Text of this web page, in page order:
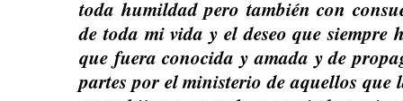
toda humildad pero también con
de toda mi vida y el deseo que siempre
que fuera conocida y amada y de
partes por el ministerio de aquellos que